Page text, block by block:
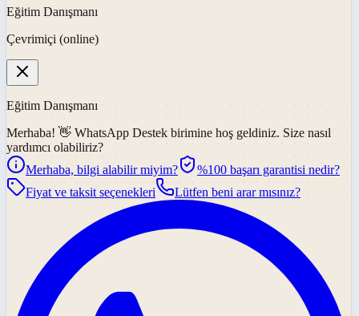
Eğitim Danışmanı
Çevrimiçi (online)
Eğitim Danışmanı
Merhaba! 👋 WhatsApp Destek birimine hoş geldiniz. Size nasıl
yardımcı olabiliriz?
Merhaba, bilgi alabilir miyim?
%100 başarı garantisi nedir?
Fiyat ve taksit seçenekleri
Lütfen beni arar mısınız?